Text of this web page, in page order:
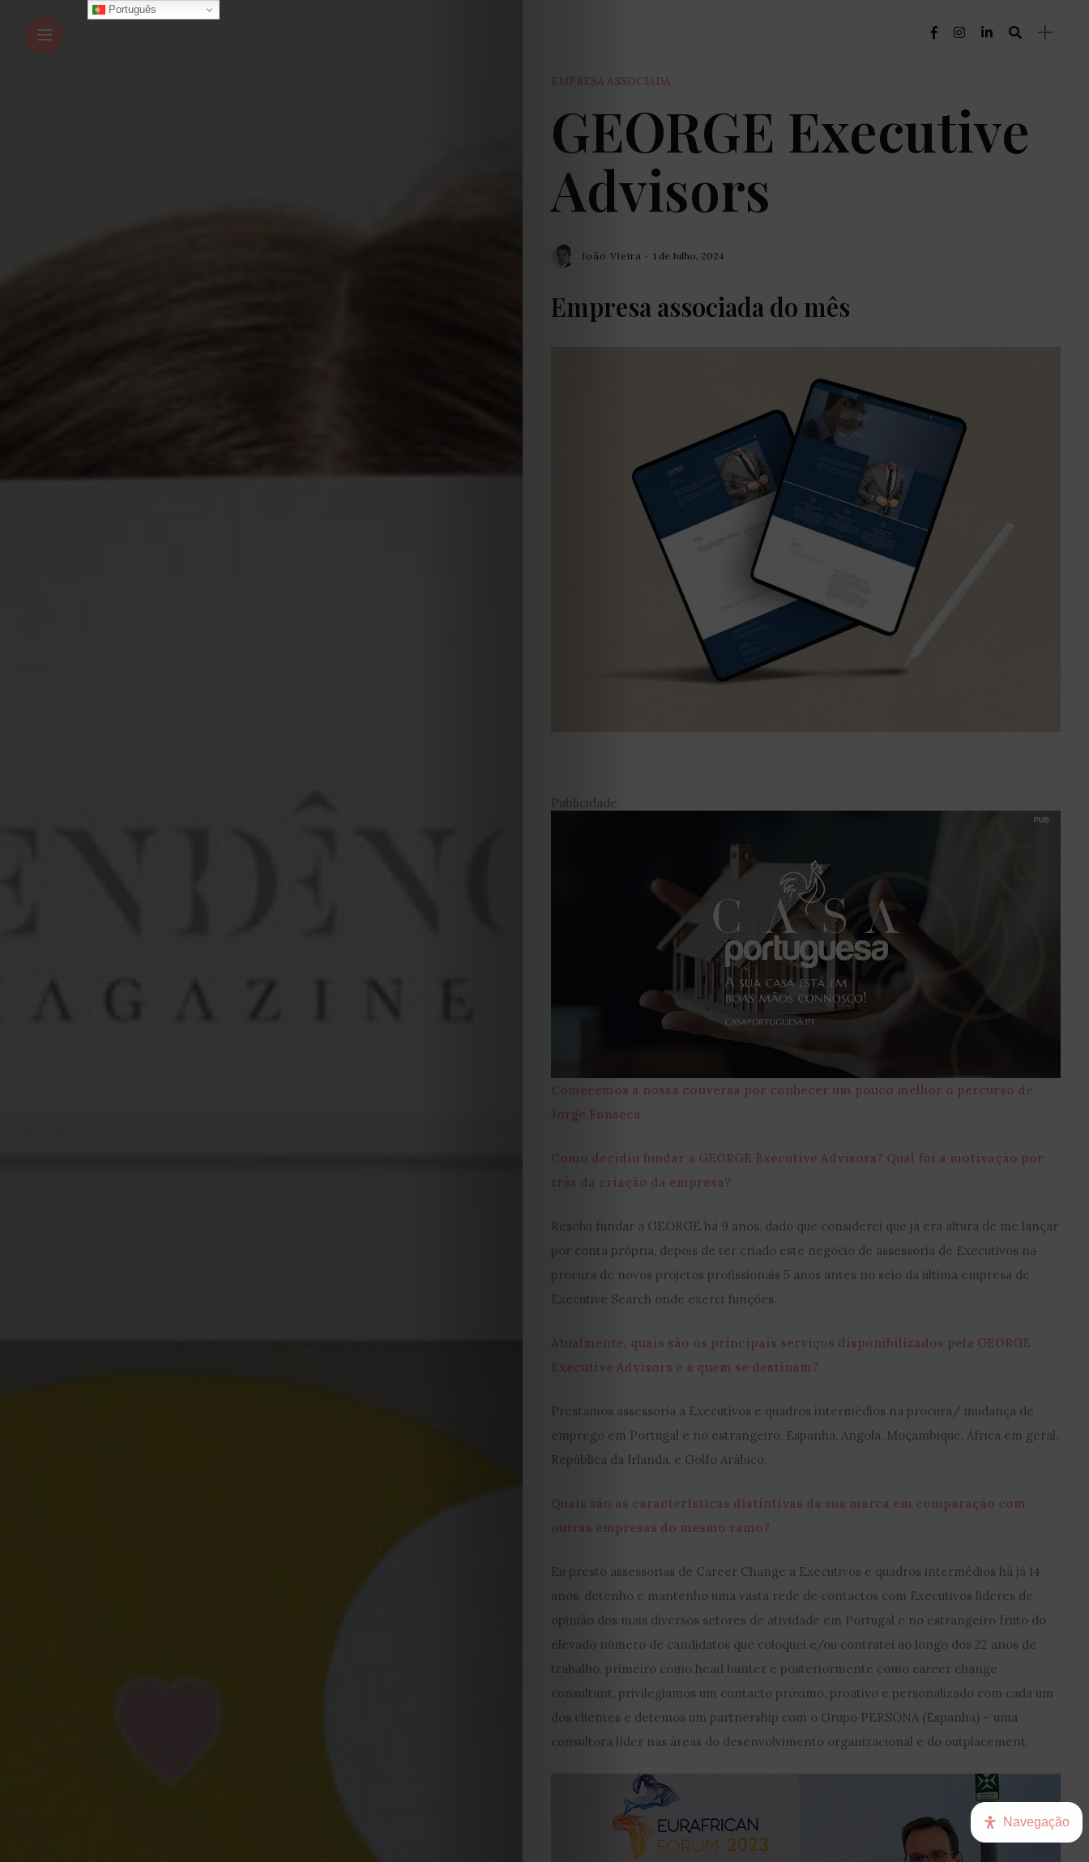
EDIÇÃO
DE
JULHO
2026
EMPRESA ASSOCIADA
GEORGE Executive
Advisors
João Vieira 1 de Julho, 2024
Empresa associada do mês
Publicidade
Comecemos a nossa conversa por conhecer um pouco melhor o percurso de
Jorge Fonseca.
Como decidiu fundar a GEORGE Executive Advisors? Qual foi a motivação por
trás da criação da empresa?
Resolvi fundar a GEORGE há 9 anos, dado que considerei que já era altura de me lançar
por conta própria, depois de ter criado este negócio de assessoria de Executivos na
procura de novos projetos profissionais 5 anos antes no seio da última empresa de
Executive Search onde exerci funções.
Atualmente, quais são os principais serviços disponibilizados pela GEORGE
Executive Advisors e a quem se destinam?
Prestamos assessoria a Executivos e quadros intermédios na procura/ mudança de
emprego em Portugal e no estrangeiro, Espanha, Angola, Moçambique, África em geral,
República da Irlanda, e Golfo Arábico.
Quais são as características distintivas da sua marca em comparação com
outras empresas do mesmo ramo?
Eu presto assessorias de Career Change a Executivos e quadros intermédios há já 14
anos, detenho e mantenho uma vasta rede de contactos com Executivos lideres de
opinião dos mais diversos setores de atividade em Portugal e no estrangeiro fruto do
elevado número de candidatos que coloquei e/ou contratei ao longo dos 22 anos de
trabalho, primeiro como head hunter e posteriormente como career change
consultant, privilegiamos um contacto próximo, proativo e personalizado com cada um
dos clientes e detemos um partnership com o Grupo PERSONA (Espanha) – uma
consultora líder nas áreas do desenvolvimento organizacional e do outplacement.
Português
Navegação